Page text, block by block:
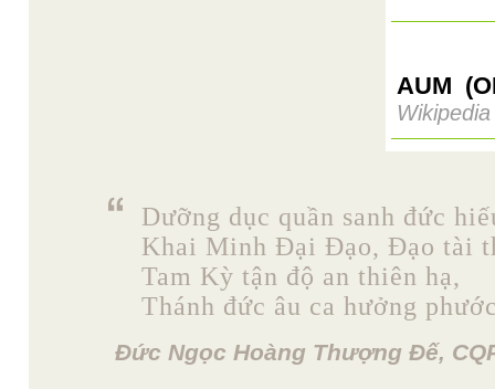
AUM
Wikipedia
Dưỡng dục quần sanh đức
Khai Minh Đại Đạo, Đạo tài
Tam Kỳ tận độ an thiên hạ,
Thánh đức âu ca hưởng
Đức Ngọc Hoàng Thượng Đế,